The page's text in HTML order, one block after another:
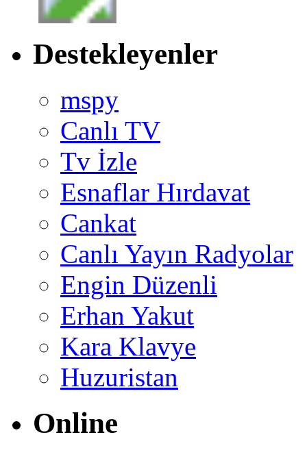
Destekleyenler
mspy
Canlı TV
Tv İzle
Esnaflar Hırdavat
Cankat
Canlı Yayın Radyolar
Engin Düzenli
Erhan Yakut
Kara Klavye
Huzuristan
Online